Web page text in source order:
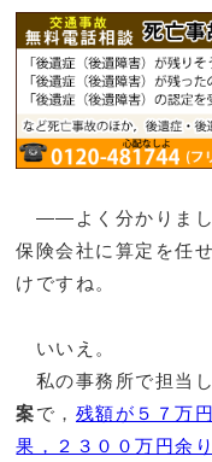
――よく分かりまし
保険会社に算定を任
けですね。
いいえ。
私の事務所で担当
案で， 残額が５７万
果，２３００万円余